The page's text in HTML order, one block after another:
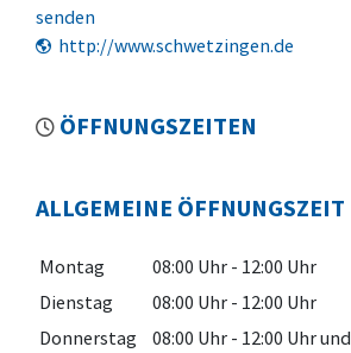
senden
http://www.schwetzingen.de
ÖFFNUNGSZEITEN
ALLGEMEINE ÖFFNUNGSZEIT
Montag 08:00 Uhr - 12:00 Uhr
Dienstag
08:00 Uhr - 12:00 Uhr
Donnerstag
08:00 Uhr - 12:00 Uhrund